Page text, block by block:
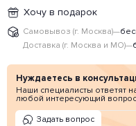
Хочу в подарок
Самовывоз (г. Москва)—
Доставка (г. Москва и МО)—
Нуждаетесь в
Наши специалисты ответят
любой интересующий вопрос
Задать вопрос